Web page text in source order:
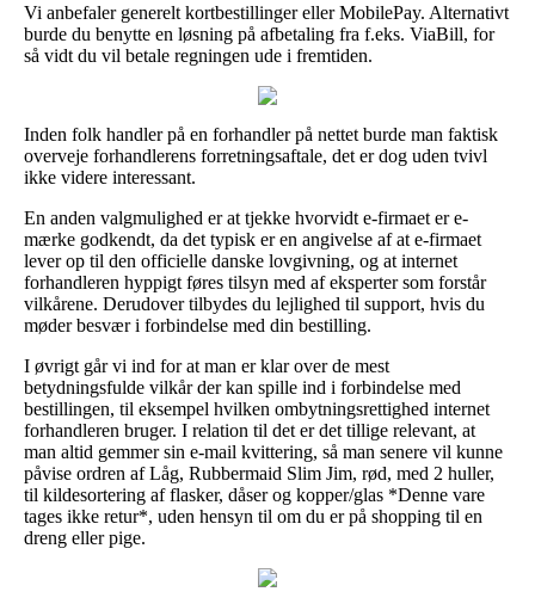
Vi anbefaler generelt kortbestillinger eller MobilePay. Alternativt
burde du benytte en løsning på afbetaling fra f.eks. ViaBill, for
så vidt du vil betale regningen ude i fremtiden.
Inden folk handler på en forhandler på nettet burde man faktisk
overveje forhandlerens forretningsaftale, det er dog uden tvivl
ikke videre interessant.
En anden valgmulighed er at tjekke hvorvidt e-firmaet er e-
mærke godkendt, da det typisk er en angivelse af at e-firmaet
lever op til den officielle danske lovgivning, og at internet
forhandleren hyppigt føres tilsyn med af eksperter som forstår
vilkårene. Derudover tilbydes du lejlighed til support, hvis du
møder besvær i forbindelse med din bestilling.
I øvrigt går vi ind for at man er klar over de mest
betydningsfulde vilkår der kan spille ind i forbindelse med
bestillingen, til eksempel hvilken ombytningsrettighed internet
forhandleren bruger. I relation til det er det tillige relevant, at
man altid gemmer sin e-mail kvittering, så man senere vil kunne
påvise ordren af Låg, Rubbermaid Slim Jim, rød, med 2 huller,
til kildesortering af flasker, dåser og kopper/glas *Denne vare
tages ikke retur*, uden hensyn til om du er på shopping til en
dreng eller pige.